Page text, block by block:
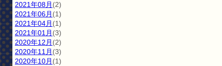
2021年08月 (2)
2021年06月 (1)
2021年04月 (1)
2021年01月 (3)
2020年12月 (2)
2020年11月 (3)
2020年10月 (1)